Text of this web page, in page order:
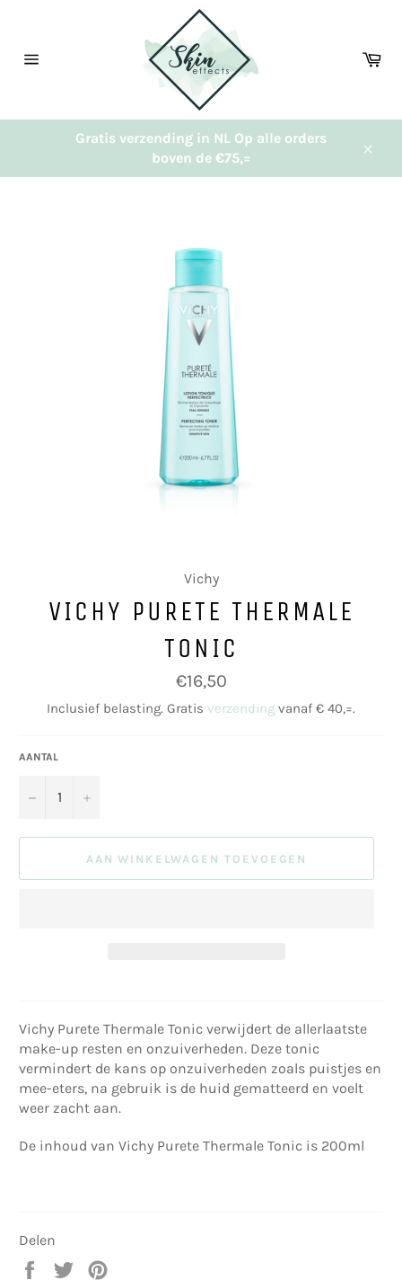
content
Gratis verzending in NL Op alle orders
boven de €75,=
Vichy
VICHY PURETE THERMALE
TONIC
Normale
prijs
€16,50
Inclusief belasting. Gratis verzending vanaf € 40,=.
AANTAL
− +
AAN WINKELWAGEN TOEVOEGEN
Vichy Purete Thermale Tonic verwijdert de allerlaatste
make-up resten en onzuiverheden. Deze tonic
vermindert de kans op onzuiverheden zoals puistjes en
mee-eters, na gebruik is de huid gematteerd en voelt
weer zacht aan.
De inhoud van Vichy Purete Thermale Tonic is 200ml
Delen
Delen
Twitteren